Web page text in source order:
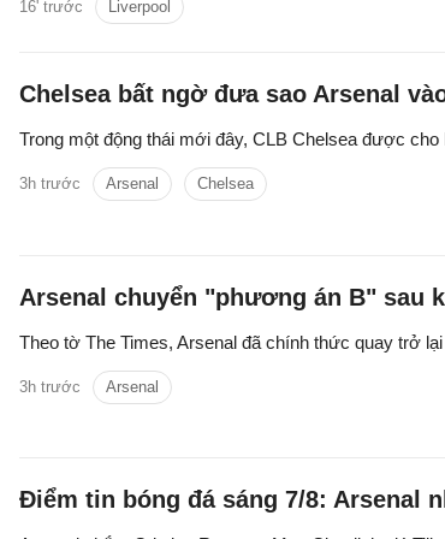
16' trước Liverpool
Chelsea bất ngờ đưa sao Arsenal
Trong một động thái mới đây, CLB Chelsea được
3h trước Arsenal Chelsea
Arsenal chuyển "phương án B" sau
Theo tờ The Times, Arsenal đã chính thức quay trở
3h trước Arsenal
Điểm tin bóng đá sáng 7/8: Arsenal